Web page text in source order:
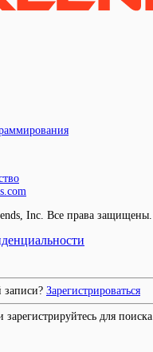
Inc. Все права защищены.
записи? Зарегистрироваться
для поиска.